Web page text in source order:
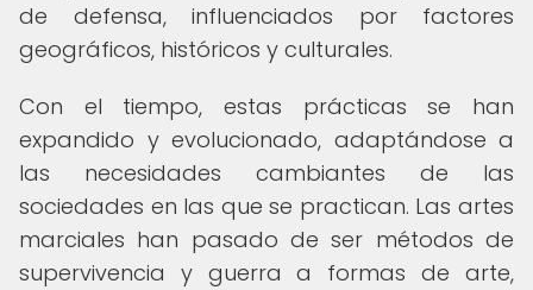
de defensa, influenciados por factores
geográficos, históricos y culturales.
Con el tiempo, estas prácticas se han
expandido y evolucionado, adaptándose a
las necesidades cambiantes de las
sociedades en las que se practican. Las artes
marciales han pasado de ser métodos de
supervivencia y guerra a formas de arte,